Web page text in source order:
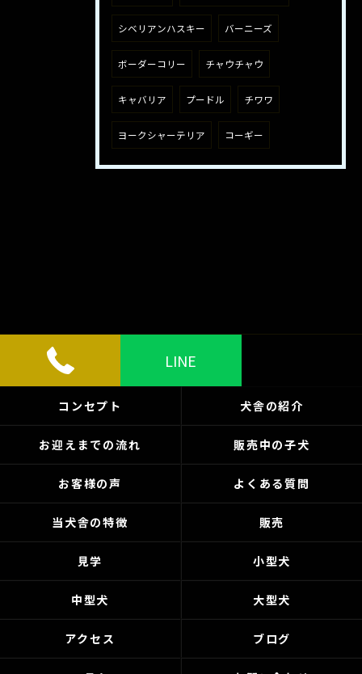
シベリアンハスキー バーニーズ
ボーダーコリー チャウチャウ
キャバリア プードル チワワ
ヨークシャーテリア コーギー
LINE
コンセプト 犬舎の紹介
お迎えまでの流れ 販売中の子犬
お客様の声 よくある質問
当犬舎の特徴 販売
見学 小型犬
中型犬 大型犬
アクセス ブログ